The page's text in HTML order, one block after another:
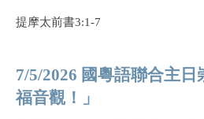
提摩太前書3:1-7
7/5/2026 國粵語聯合主
福音觀！」